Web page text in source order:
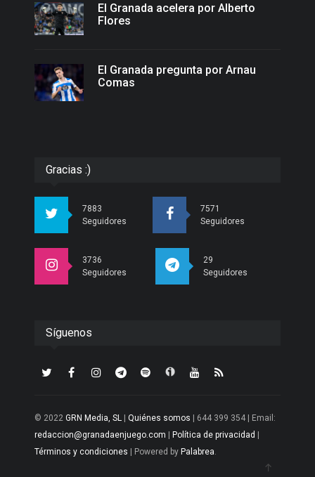
El Granada acelera por Alberto
Flores
El Granada pregunta por Arnau
Comas
Gracias :)
7883
Seguidores
7571
Seguidores
3736
Seguidores
29
Seguidores
Síguenos
© 2022 GRN Media, SL | Quiénes somos | 644 399 354 | Email:
redaccion@granadaenjuego.com | Política de privacidad |
Términos y condiciones | Powered by Palabrea